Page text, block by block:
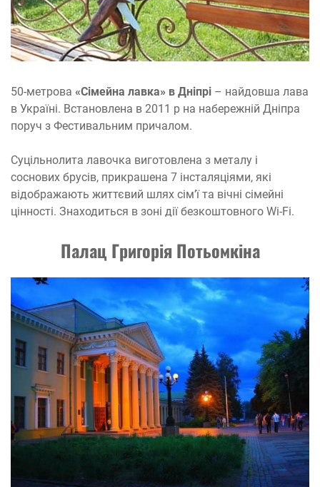
50-метрова «Сімейна лавка» в Дніпрі – найдовша лава
в Україні. Встановлена в 2011 р на набережній Дніпра
поруч з Фестивальним причалом.
Суцільнолита лавочка виготовлена з металу і
соснових брусів, прикрашена 7 інсталяціями, які
відображають життєвий шлях сім’ї та вічні сімейні
цінності. Знаходиться в зоні дії безкоштовного Wi-Fi.
Палац Григорія Потьомкіна